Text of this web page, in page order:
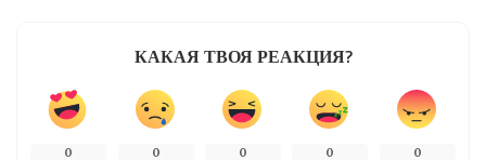
КАКАЯ ТВОЯ РЕАКЦИЯ?
0 0 0 0 0